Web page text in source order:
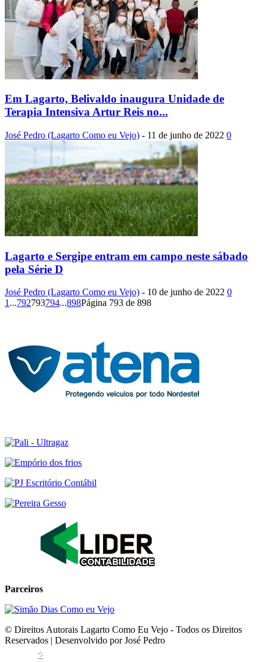
Em Lagarto, Belivaldo inaugura Unidade de
Terapia Intensiva Artur Reis no...
José Pedro (Lagarto Como eu Vejo) - 11 de junho de 2022 0
Lagarto e Sergipe entram em campo neste sábado
pela Série D
José Pedro (Lagarto Como eu Vejo) - 10 de junho de 2022 0
1...792793794...898Página 793 de 898
Parceiros
© Direitos Autorais Lagarto Como Eu Vejo - Todos os Direitos
Reservados | Desenvolvido por José Pedro
2